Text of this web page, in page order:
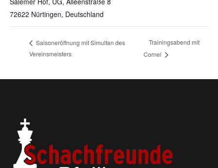
72622 Nürtingen, Deutschland
Saisoneröffnung mit Simultan des
Vereinsmeisters
Trainingsabend mit
Cornel